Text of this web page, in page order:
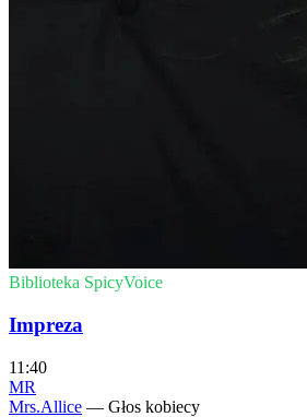
Biblioteka SpicyVoice
Impreza
11:40
MR
Mrs.Allice — Głos kobiecy